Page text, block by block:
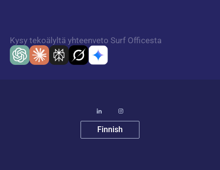
Kysy tekoälyltä yhteenveto Surf Officesta
Finnish